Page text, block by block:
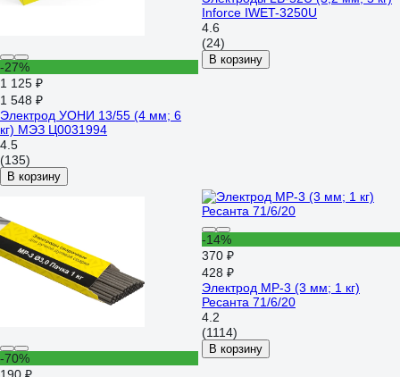
-27%
1 125 ₽
1 548 ₽
Электрод УОНИ 13/55 (4 мм; 6
кг) МЭЗ Ц0031994
4.5
(135)
В корзину
Inforce IWET-3250U
4.6
(24)
В корзину
-70%
-14%
370 ₽
428 ₽
Электрод МР-3 (3 мм; 1 кг)
Ресанта 71/6/20
4.2
(1114)
В корзину